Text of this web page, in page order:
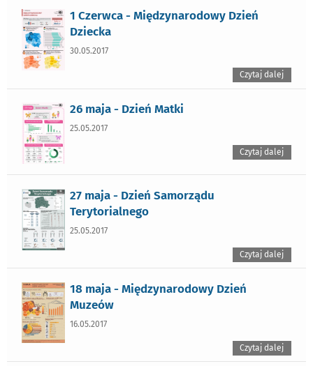
1 Czerwca - Międzynarodowy Dzień
Dziecka
30.05.2017
Czytaj dalej
26 maja - Dzień Matki
25.05.2017
Czytaj dalej
27 maja - Dzień Samorządu
Terytorialnego
25.05.2017
Czytaj dalej
18 maja - Międzynarodowy Dzień
Muzeów
16.05.2017
Czytaj dalej